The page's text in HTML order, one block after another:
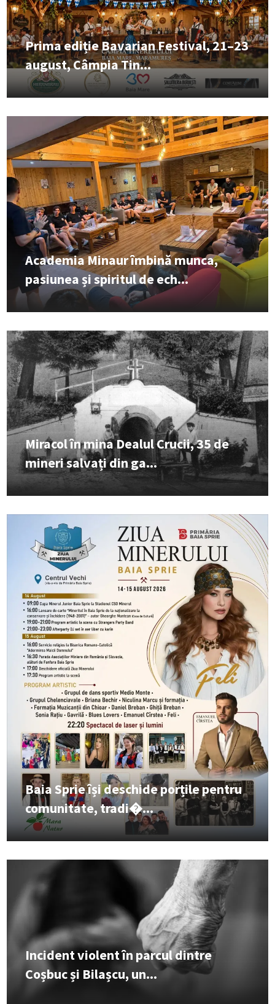
Prima ediție Bavarian Festival, 21–23
august, Câmpia Tin...
Academia Minaur îmbină munca,
pasiunea și spiritul de ech...
Miracol în mina Dealul Crucii, 35 de
mineri salvați din ga...
Baia Sprie își deschide porțile pentru
comunitate, tradi�...
Incident violent în parcul dintre
Coșbuc și Bilașcu, un...